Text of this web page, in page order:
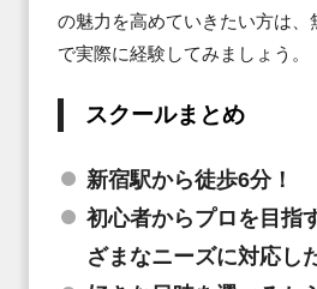
の魅力を高めていきたい方は、
で実際に経験してみましょう。
スクールまとめ
新宿駅から徒歩6分！
初心者からプロを目指
ざまなニーズに対応し